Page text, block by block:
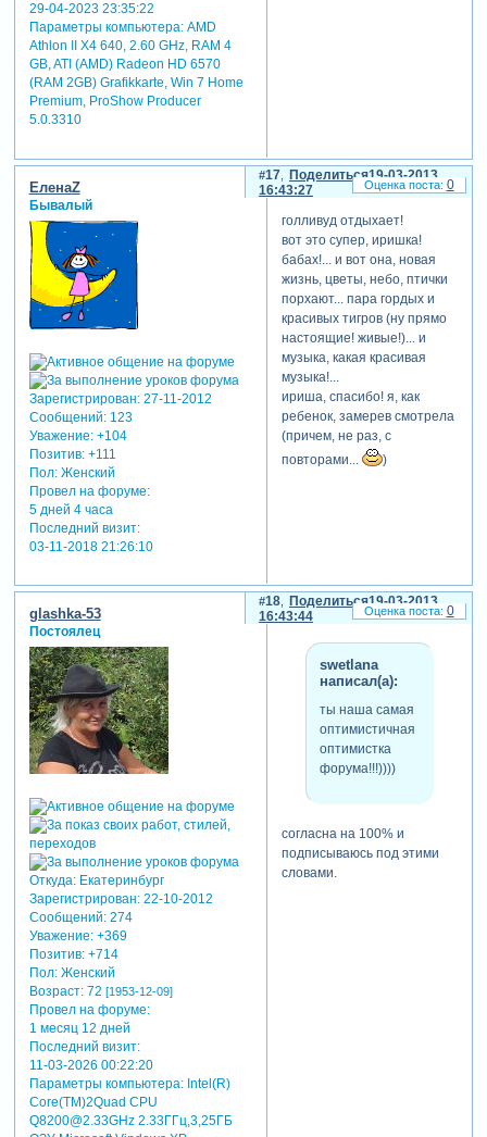
29-04-2023 23:35:22
Параметры компьютера:AMD
Athlon II X4 640, 2.60 GHz, RAM 4
GB, ATI (AMD) Radeon HD 6570
(RAM 2GB) Grafikkarte, Win 7 Home
Premium, ProShow Producer
5.0.3310
Поделиться
17
19-03-2013
16:43:27
ЕленаZ
Бывалый
Зарегистрирован: 27-11-2012
Сообщений:123
Уважение: +104
Позитив: +111
Пол:Женский
Провел на форуме:
5 дней 4 часа
Последний визит:
03-11-2018 21:26:10
голливуд отдыхает!
вот это супер, иришка!
бабах!... и вот она, новая
жизнь, цветы, небо, птички
порхают... пара гордых и
красивых тигров (ну прямо
настоящие! живые!)... и
музыка, какая красивая
музыка!...
ириша, спасибо! я, как
ребенок, замерев смотрела
(причем, не раз, с
повторами...
)
0
Поделиться
18
19-03-2013
16:43:44
glashka-53
Постоялец
Откуда:Екатеринбург
Зарегистрирован: 22-10-2012
Сообщений:274
Уважение: +369
Позитив: +714
Пол:Женский
Возраст:72 [1953-12-09]
Провел на форуме:
1 месяц 12 дней
Последний визит:
11-03-2026 00:22:20
Параметры компьютера:Intel(R)
Core(TM)2Quad CPU
Q8200@2.33GHz 2.33ГГц,3,25ГБ
swetlana
написал(а):
ты наша самая
оптимистичная
оптимистка
форума!!!))))
согласна на 100% и
подписываюсь под этими
словами.
0